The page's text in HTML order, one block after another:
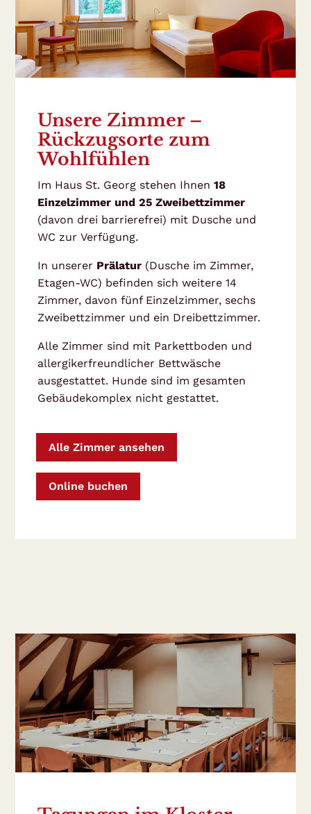
Unsere Zimmer –
Rückzugsorte zum
Wohlfühlen
Im Haus St. Georg stehen Ihnen 18
Einzelzimmer und 25 Zweibettzimmer
(davon drei barrierefrei) mit Dusche und
WC zur Verfügung.
In unserer Prälatur (Dusche im Zimmer,
Etagen-WC) befinden sich weitere 14
Zimmer, davon fünf Einzelzimmer, sechs
Zweibettzimmer und ein Dreibettzimmer.
Alle Zimmer sind mit Parkettboden und
allergikerfreundlicher Bettwäsche
ausgestattet. Hunde sind im gesamten
Gebäudekomplex nicht gestattet.
Alle Zimmer ansehen
Online buchen